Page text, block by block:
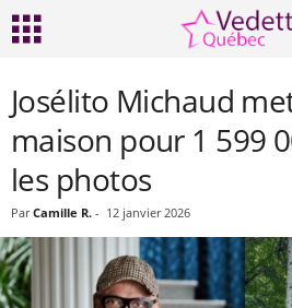
Josélito Michaud
maison pour 1 599
les photos
Par Camille R. - 12 janvier 2026